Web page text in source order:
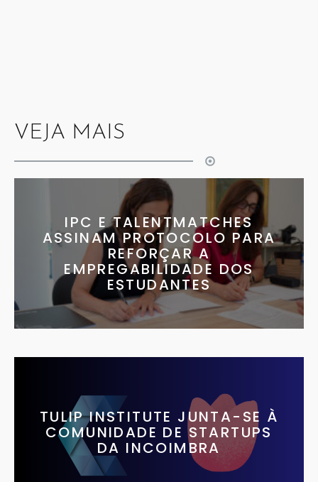
VEJA MAIS
IPC E TALENTMATCHES
ASSINAM PROTOCOLO PARA
REFORÇAR A
EMPREGABILIDADE DOS
ESTUDANTES
TULIP INSTITUTE JUNTA-SE À
COMUNIDADE DE STARTUPS
DA INCOIMBRA